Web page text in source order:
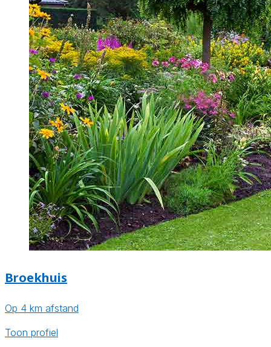
Broekhuis
Op 4 km afstand
Toon profiel